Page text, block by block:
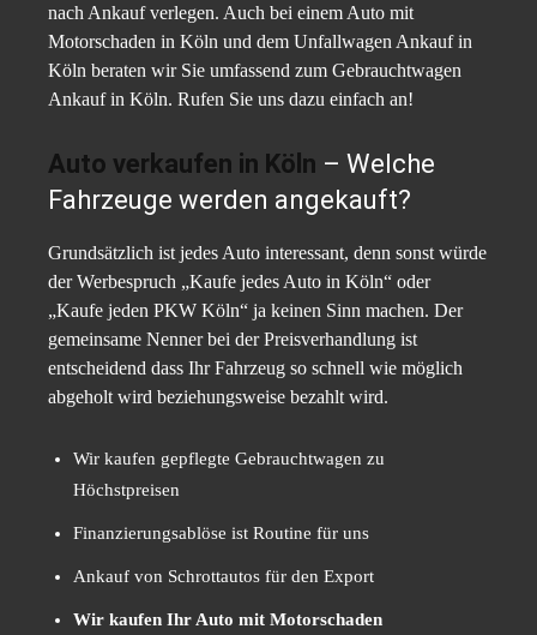
nach Ankauf verlegen. Auch bei einem Auto mit
Motorschaden in Köln und dem Unfallwagen Ankauf in
Köln beraten wir Sie umfassend zum Gebrauchtwagen
Ankauf in Köln. Rufen Sie uns dazu einfach an!
Auto verkaufen in Köln – Welche
Fahrzeuge werden angekauft?
Grundsätzlich ist jedes Auto interessant, denn sonst würde
der Werbespruch „Kaufe jedes Auto in Köln“ oder
„Kaufe jeden PKW Köln“ ja keinen Sinn machen. Der
gemeinsame Nenner bei der Preisverhandlung ist
entscheidend dass Ihr Fahrzeug so schnell wie möglich
abgeholt wird beziehungsweise bezahlt wird.
Wir kaufen gepflegte Gebrauchtwagen zu
Höchstpreisen
Finanzierungsablöse ist Routine für uns
Ankauf von Schrottautos für den Export
Wir kaufen Ihr Auto mit Motorschaden